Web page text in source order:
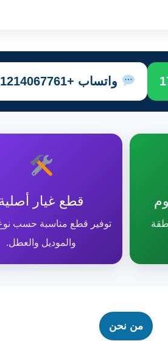
واتساب +201214067761
قطع غيار
توفير قطع مناسبة حسب نوع
والموديل والعطل.
من نحن